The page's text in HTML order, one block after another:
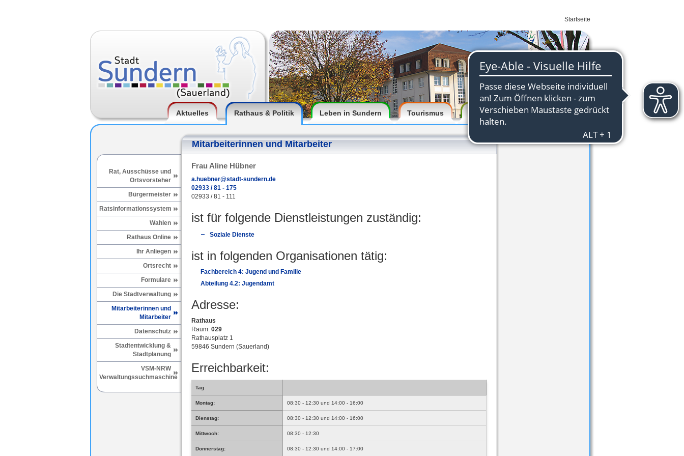
Startseite
Aktuelles Rathaus & Politik Leben in Sundern Tourismus Wirtschaft
Mitarbeiterinnen und Mitarbeiter
Rat, Ausschüsse und
Ortsvorsteher
Bürgermeister
Ratsinformationssystem
Wahlen
Rathaus Online
Ihr Anliegen
Ortsrecht
Formulare
Die Stadtverwaltung
Mitarbeiterinnen und
Mitarbeiter
Datenschutz
Stadtentwicklung &
Stadtplanung
VSM-NRW
Verwaltungssuchmaschine
Frau Aline Hübner
a.huebner@stadt-sundern.de
02933 / 81 - 175
02933 / 81 - 111
ist für folgende Dienstleistungen zuständig:
Soziale Dienste
ist in folgenden Organisationen tätig:
Fachbereich 4: Jugend und Familie
Abteilung 4.2: Jugendamt
Adresse:
Rathaus
Raum: 029
Rathausplatz 1
59846 Sundern (Sauerland)
Erreichbarkeit:
Tag
Montag: 08:30 - 12:30 und 14:00 - 16:00
Dienstag: 08:30 - 12:30 und 14:00 - 16:00
Mittwoch: 08:30 - 12:30
Donnerstag: 08:30 - 12:30 und 14:00 - 17:00